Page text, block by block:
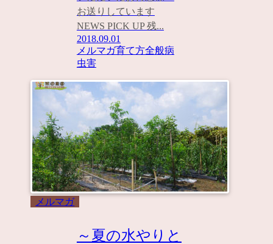
お送りしています
NEWS PICK UP 残...
2018.09.01
メルマガ育て方全般病
虫害
メルマガ
～夏の水やりと